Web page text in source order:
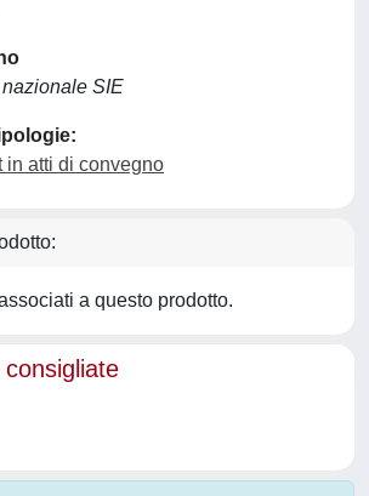
SIE
in atti di convegno
a questo prodotto.